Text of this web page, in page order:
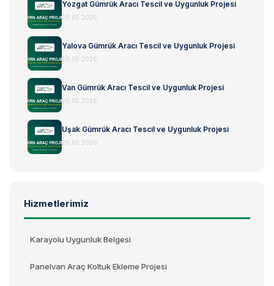
Yozgat Gümrük Aracı Tescil ve Uygunluk Projesi
20.05.2026
Yalova Gümrük Aracı Tescil ve Uygunluk Projesi
20.05.2026
Van Gümrük Aracı Tescil ve Uygunluk Projesi
20.05.2026
Uşak Gümrük Aracı Tescil ve Uygunluk Projesi
20.05.2026
Hizmetlerimiz
Karayolu Uygunluk Belgesi
Panelvan Araç Koltuk Ekleme Projesi